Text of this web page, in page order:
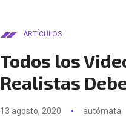
ARTÍCULOS
Todos los
Realistas
13 agosto, 2020 autómata